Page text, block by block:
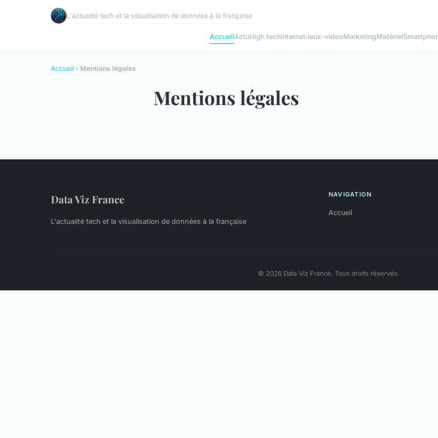
L'actualité tech et la visualisation de données à la française
AccueilActuHigh techInternetJeux-videoMarketingMatériel
Accueil › Mentions légales
Mentions légales
Data Viz France
L'actualité tech et la visualisation de données à la française
NAVIGATION
Accueil
© 2026 Data Viz France. Tous droits réservés.